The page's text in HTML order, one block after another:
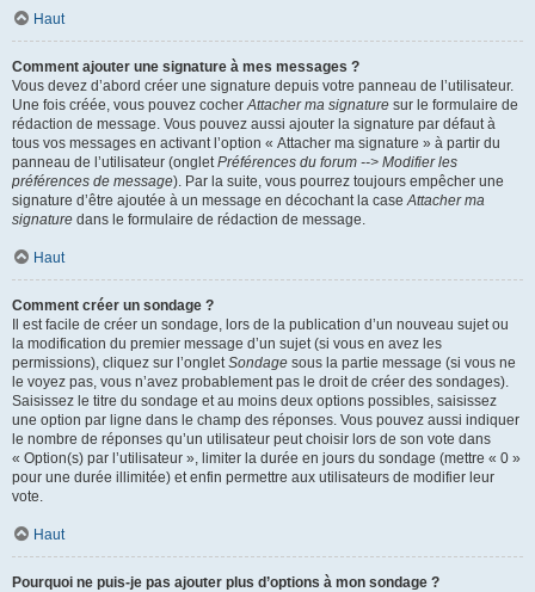
Haut
Comment ajouter une signature à mes messages ?
Vous devez d’abord créer une signature depuis votre panneau de l’utilisateur.
Une fois créée, vous pouvez cocherAttacher ma signature sur le formulaire de
rédaction de message. Vous pouvez aussi ajouter la signature par défaut à
tous vos messages en activant l’option « Attacher ma signature » à partir du
panneau de l’utilisateur (ongletPréférences du forum --> Modifier les
préférences de message). Par la suite, vous pourrez toujours empêcher une
signature d’être ajoutée à un message en décochant la caseAttacher ma
signature dans le formulaire de rédaction de message.
Haut
Comment créer un sondage ?
Il est facile de créer un sondage, lors de la publication d’un nouveau sujet ou
la modification du premier message d’un sujet (si vous en avez les
permissions), cliquez sur l’ongletSondage sous la partie message (si vous ne
le voyez pas, vous n’avez probablement pas le droit de créer des sondages).
Saisissez le titre du sondage et au moins deux options possibles, saisissez
une option par ligne dans le champ des réponses. Vous pouvez aussi indiquer
le nombre de réponses qu’un utilisateur peut choisir lors de son vote dans
« Option(s) par l’utilisateur », limiter la durée en jours du sondage (mettre « 0 »
pour une durée illimitée) et enfin permettre aux utilisateurs de modifier leur
vote.
Haut
Pourquoi ne puis-je pas ajouter plus d’options à mon sondage ?